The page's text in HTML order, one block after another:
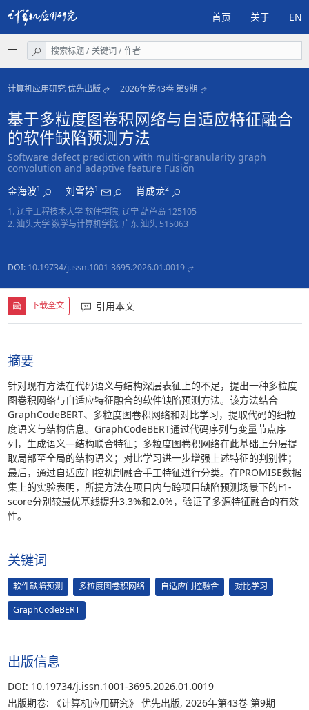
首页 关于 EN
计算机应用研究 优先出版 2026年第43卷 第9期
基于多粒度图卷积网络与自适应特征融合
的软件缺陷预测方法
Software defect prediction with multi-granularity graph
convolution and adaptive feature Fusion
金海波1 刘雪婷1 肖成龙2
1. 辽宁工程技术大学 软件学院, 辽宁 葫芦岛 125105
2. 汕头大学 数学与计算机学院, 广东 汕头 515063
DOI: 10.19734/j.issn.1001-3695.2026.01.0019
下载全文 引用本文
摘要
针对现有方法在代码语义与结构深层表征上的不足，提出一种多粒度
图卷积网络与自适应特征融合的软件缺陷预测方法。该方法结合
GraphCodeBERT、多粒度图卷积网络和对比学习，提取代码的细粒
度语义与结构信息。GraphCodeBERT通过代码序列与变量节点序
列，生成语义—结构联合特征；多粒度图卷积网络在此基础上分层提
取局部至全局的结构语义；对比学习进一步增强上述特征的判别性；
最后，通过自适应门控机制融合手工特征进行分类。在PROMISE数据
集上的实验表明，所提方法在项目内与跨项目缺陷预测场景下的F1-
score分别较最优基线提升3.3%和2.0%，验证了多源特征融合的有效
性。
关键词
软件缺陷预测 多粒度图卷积网络 自适应门控融合
对比学习
GraphCodeBERT
出版信息
DOI: 10.19734/j.issn.1001-3695.2026.01.0019
出版期卷: 《计算机应用研究》 优先出版, 2026年第43卷 第9期